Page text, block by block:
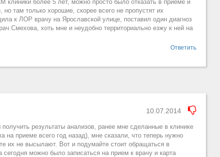
клиники более 5 лет, можно просто было отказать в приеме и
там только хорошие, скорее всего не пропустят их
к ЛОР врачу на Ярославской улице, поставил один диагноз
Смехова, хоть мне и неудобно территориально езжу к ней на
Ответить
10.07.2014
результаты анализов, ранее мне сделанные в клинике
на приеме всего год назад), мне сказали, что теперь нужно
их не высылают. Вот и подумайте стоит обращаться в
можно было записаться на прием к врачу и карта